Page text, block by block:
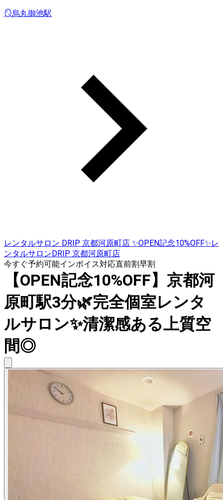
🪞烏丸御池駅
レンタルサロン DRIP 京都河原町店 ✨OPEN記念10%OFF✨レ
ンタルサロンDRIP 京都河原町店
今すぐ予約可能インボイス対応直前割早割
【OPEN記念10%OFF】京都河
原町駅3分🌿完全個室レンタ
ルサロン✨清潔感ある上質空
間◎